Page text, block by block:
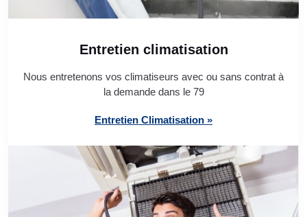
Entretien climatisation
Nous entretenons vos climatiseurs avec ou sans contrat à
la demande dans le 79
Entretien Climatisation »